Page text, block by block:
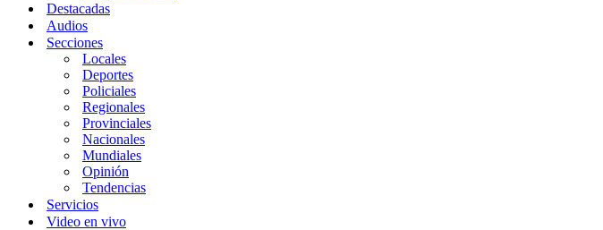
Destacadas
Audios
Secciones
Locales
Deportes
Policiales
Regionales
Provinciales
Nacionales
Mundiales
Opinión
Tendencias
Servicios
Video en vivo